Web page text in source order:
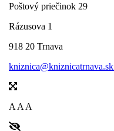
Poštový priečinok 29
Rázusova 1
918 20 Trnava
kniznica@kniznicatrnava.sk
A A A